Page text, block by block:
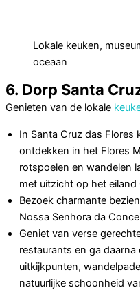
Lokale keuken,
oceaan
6. Dorp Santa
Genieten van de lokale
In Santa Cruz das Flores
ontdekken in het Flores
rotspoelen en wandelen
met uitzicht op het eiland
Bezoek charmante
Nossa Senhora da
Geniet van verse
restaurants en ga
uitkijkpunten,
natuurlijke schoonheid